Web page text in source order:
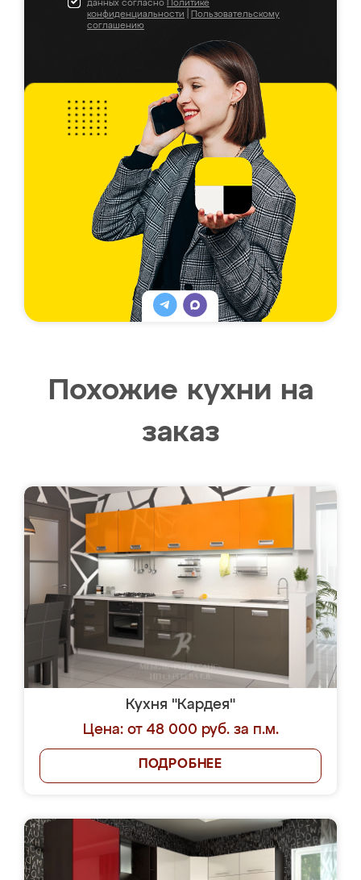
данных согласно Политике
конфиденциальности
Пользовательскому
соглашению
Похожие кухни на
заказ
Кухня "Кардея"
Цена: от 48 000 руб. за п.м.
ПОДРОБНЕЕ